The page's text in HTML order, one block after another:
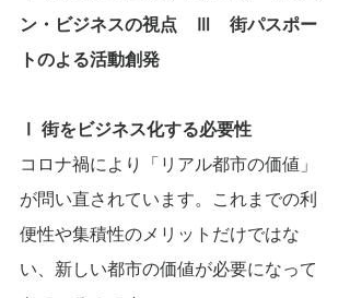
ン・ビジネスの視点　Ⅲ　街パスポー
トのよる活動創発
Ⅰ 街をビジネス化する必要性
コロナ禍により「リアル都市の価値」
が問い直されています。これまでの利
便性や集積性のメリットだけではな
い、新しい都市の価値が必要になって